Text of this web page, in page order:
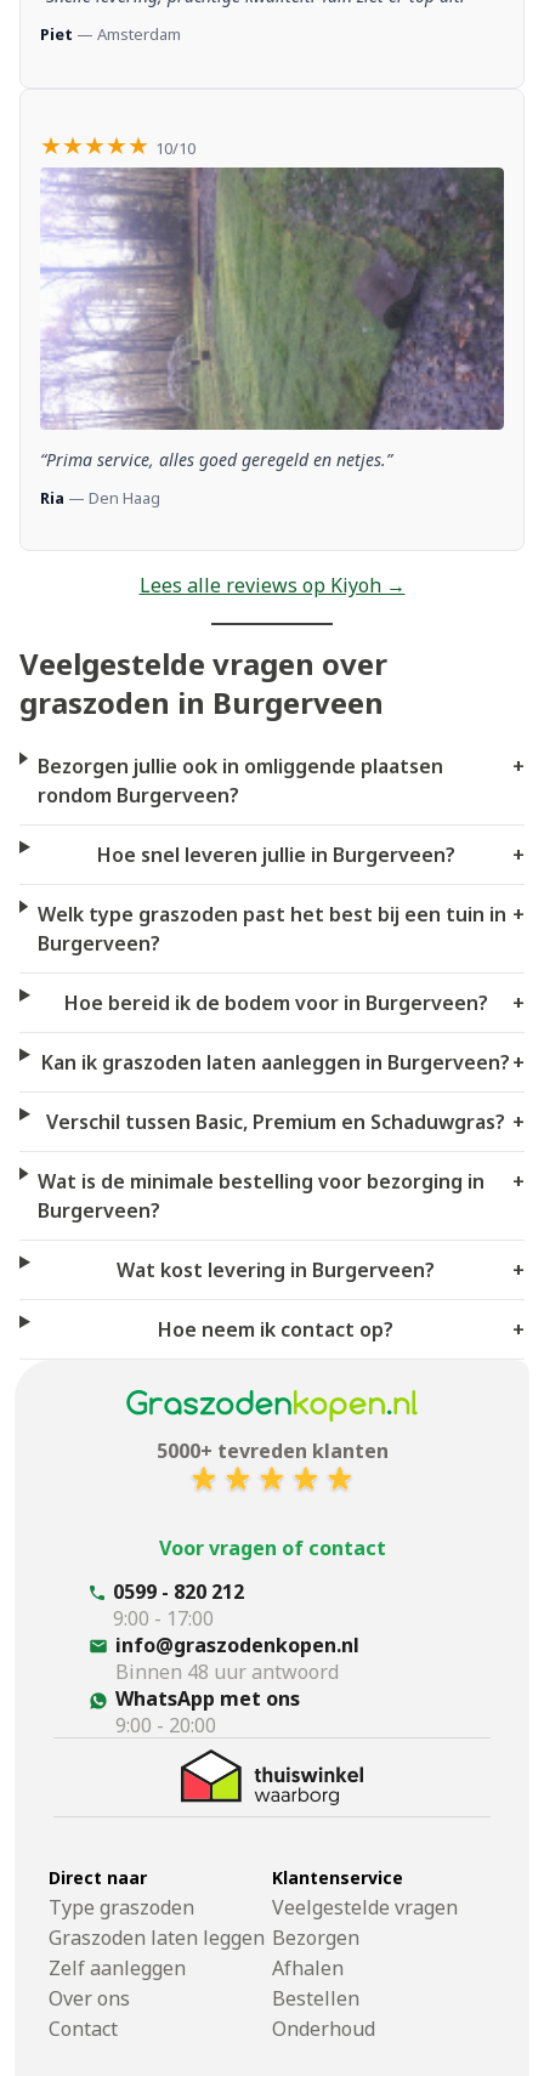
Piet — Amsterdam
★★★★★ 10/10
“Prima service, alles goed geregeld en netjes.”
Ria — Den Haag
Lees alle reviews op Kiyoh →
Veelgestelde vragen over
graszoden in Burgerveen
Bezorgen jullie ook in omliggende plaatsen
rondom Burgerveen?
+
Hoe snel leveren jullie in Burgerveen? +
Welk type graszoden past het best bij een tuin in
Burgerveen?
+
Hoe bereid ik de bodem voor in Burgerveen? +
Kan ik graszoden laten aanleggen in Burgerveen?+
Verschil tussen Basic, Premium en Schaduwgras? +
Wat is de minimale bestelling voor bezorging in
Burgerveen?
+
Wat kost levering in Burgerveen? +
Hoe neem ik contact op? +
5000+ tevreden klanten
Voor vragen of contact
0599 - 820 212
9:00 - 17:00
info@graszodenkopen.nl
Binnen 48 uur antwoord
WhatsApp met ons
9:00 - 20:00
Direct naar
Type graszoden
Graszoden laten leggen
Zelf aanleggen
Over ons
Contact
Klantenservice
Veelgestelde vragen
Bezorgen
Afhalen
Bestellen
Onderhoud